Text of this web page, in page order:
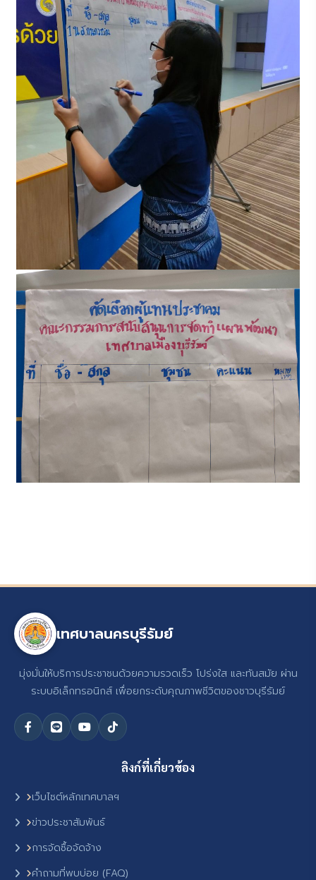
เทศบาลนครบุรีรัมย์
มุ่งมั่นให้บริการประชาชนด้วยความรวดเร็ว โปร่งใส และทันสมัย ผ่าน
ระบบอิเล็กทรอนิกส์ เพื่อยกระดับคุณภาพชีวิตของชาวบุรีรัมย์
ลิงก์ที่เกี่ยวข้อง
เว็บไซต์หลักเทศบาลฯ
ข่าวประชาสัมพันธ์
การจัดซื้อจัดจ้าง
คำถามที่พบบ่อย (FAQ)